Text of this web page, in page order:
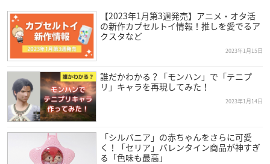
【2023年1月第3週発売】アニメ・オタ活
の新作カプセルトイ情報！推しを愛でるア
クスタなど
2023年1月15日
誰だかわかる？「モンハン」で「テニプ
リ」キャラを再現してみた！
2023年1月14日
「シルバニア」の赤ちゃんをさらに可愛
く！「セリア」バレンタイン商品が神すぎ
る「色味も最高」